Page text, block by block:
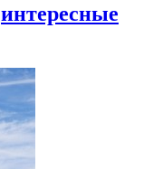
интересные